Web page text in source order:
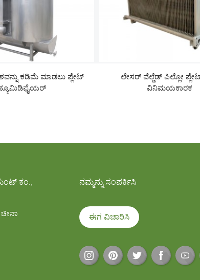
ಕಡಿಮೆ ಮಾಡಲು ಪ್ಲೇಟ್
ಲೇಸರ್ ವೆಲ್ಡೆಡ್ ಪಿಲ್ಲೋ
ವಿನಿಮಯಕಾರಕ
ಕಂ.,
ನಮ್ಮನ್ನು ಸಂಪರ್ಕಿಸಿ
ಈಗ ವಿಚಾರಿಸಿ